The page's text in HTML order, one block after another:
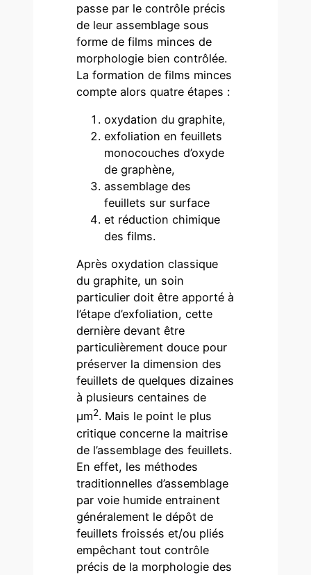
passe par le contrôle précis
de leur assemblage sous
forme de films minces de
morphologie bien contrôlée.
La formation de films minces
compte alors quatre étapes :
oxydation du graphite,
exfoliation en feuillets
monocouches d’oxyde
de graphène,
assemblage des
feuillets sur surface
et réduction chimique
des films.
Après oxydation classique
du graphite, un soin
particulier doit être apporté à
l’étape d’exfoliation, cette
dernière devant être
particulièrement douce pour
préserver la dimension des
feuillets de quelques dizaines
à plusieurs centaines de
µm2. Mais le point le plus
critique concerne la maitrise
de l’assemblage des feuillets.
En effet, les méthodes
traditionnelles d’assemblage
par voie humide entrainent
généralement le dépôt de
feuillets froissés et/ou pliés
empêchant tout contrôle
précis de la morphologie des